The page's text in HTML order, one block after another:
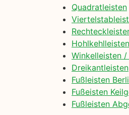
Quadratleisten
Hohlkehlleisten
Winkelleisten
Dreikantleisten
Fußleisten
Fußeisten
Fußleisten